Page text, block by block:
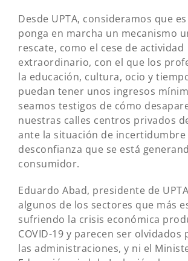
Desde UPTA, consideramos que
ponga en marcha un mecanismo
rescate, como el cese de actividad
extraordinario, con el que los
la educación, cultura, ocio y
puedan tener unos ingresos
seamos testigos de cómo
nuestras calles centros privados
ante la situación de incertidumbre
desconfianza que se está
consumidor.
Eduardo Abad, presidente de
algunos de los sectores que más
sufriendo la crisis económica
COVID-19 y parecen ser olvidados
las administraciones, y ni el